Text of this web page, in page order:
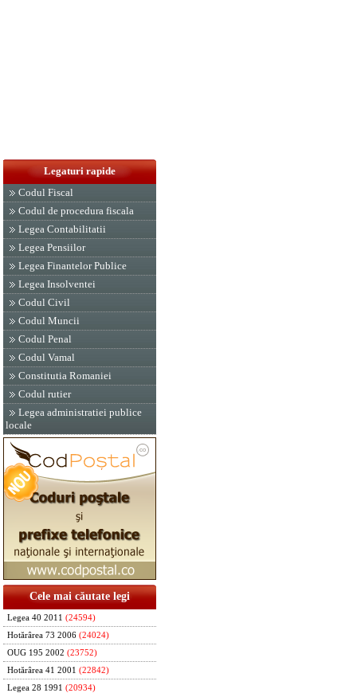
Legaturi rapide
Codul Fiscal
Codul de procedura fiscala
Legea Contabilitatii
Legea Pensiilor
Legea Finantelor Publice
Legea Insolventei
Codul Civil
Codul Muncii
Codul Penal
Codul Vamal
Constitutia Romaniei
Codul rutier
Legea administratiei publice
locale
Cele mai căutate legi
Legea 40 2011 (24594)
Hotărârea 73 2006 (24024)
OUG 195 2002 (23752)
Hotărârea 41 2001 (22842)
Legea 28 1991 (20934)